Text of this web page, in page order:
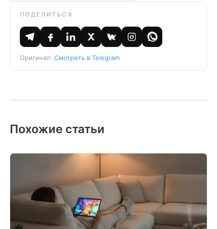
ПОДЕЛИТЬСЯ
Оригинал: Смотреть в Telegram
Похожие статьи